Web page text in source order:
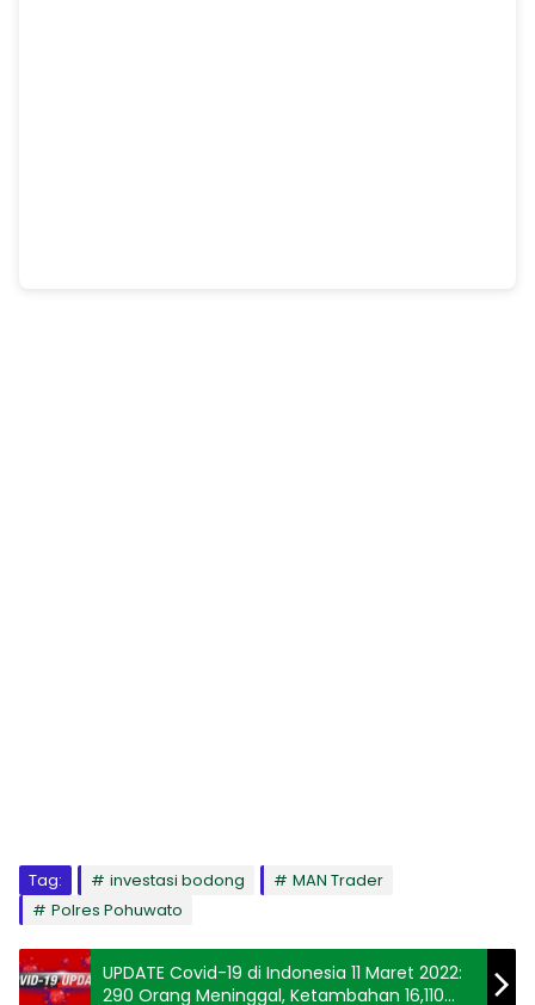
Tag: investasi bodong
MAN Trader
Polres Pohuwato
UPDATE Covid-19 di Indonesia 11 Maret 2022:
290 Orang Meninggal, Ketambahan 16,110